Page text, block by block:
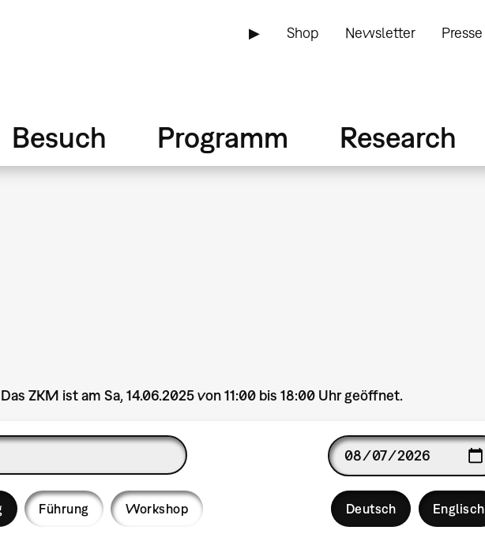
▶ Shop Newsletter Presse
Besuch Programm Research
Das ZKM ist am Sa, 14.06.2025 von 11:00 bis 18:00 Uhr geöffnet.
Date
Führung Workshop Language
Deutsch Englisch